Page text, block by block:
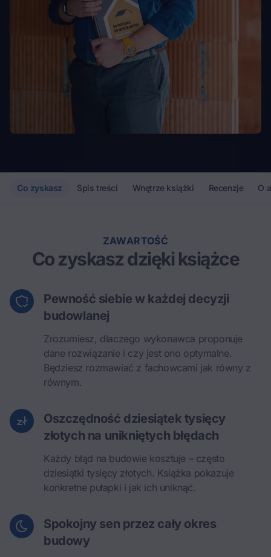
Co zyskasz Spis treści Wnętrze książki Recenzje O
ZAWARTOŚĆ
Co zyskasz dzięki książce
Pewność siebie w każdej decyzji
budowlanej
Zrozumiesz, dlaczego wykonawca proponuje
dane rozwiązanie i czy jest ono optymalne.
Będziesz rozmawiać z fachowcami jak równy z
równym.
Oszczędność dziesiątek tysięcy
złotych na unikniętych błędach
Każdy błąd na budowie kosztuje – często
dziesiątki tysięcy złotych. Książka pokazuje
konkretne pułapki i jak ich uniknąć.
Spokojny sen przez cały okres
budowy